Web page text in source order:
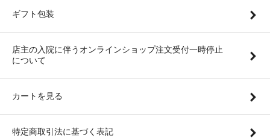
ギフト包装
店主の入院に伴うオンラインショップ注文受付一時停止
について
カートを見る
特定商取引法に基づく表記